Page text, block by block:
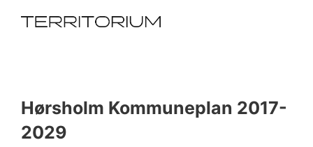
Hørsholm Kommuneplan 2017-
2029